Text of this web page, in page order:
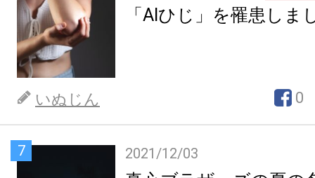
「AIひじ」を罹患しま
いぬじん 0
7 2021/12/03